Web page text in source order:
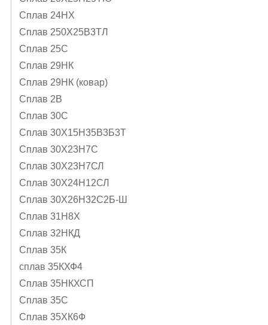
Сплав 24НХ
Сплав 250Х25В3ТЛ
Сплав 25С
Сплав 29НК
Сплав 29НК (ковар)
Сплав 2В
Сплав 30С
Сплав 30Х15Н35В3Б3Т
Сплав 30Х23Н7С
Сплав 30Х23Н7СЛ
Сплав 30Х24Н12СЛ
Сплав 30Х26Н32С2Б-Ш
Сплав 31Н8Х
Сплав 32НКД
Сплав 35К
сплав 35КХФ4
Сплав 35НКХСП
Сплав 35С
Сплав 35ХК6Ф